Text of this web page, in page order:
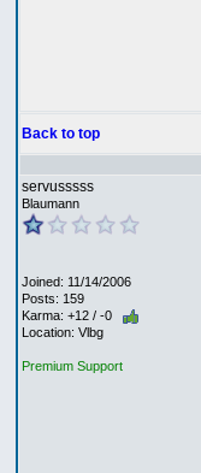
Back to top
servusssss
Blaumann
Joined: 11/14/2006
Posts: 159
Karma: +12 / -0
Location: Vlbg
Premium Support